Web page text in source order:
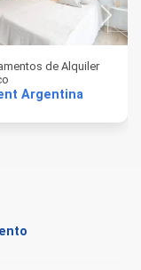
de Alquiler
Argentina